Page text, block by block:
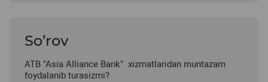
So’rov
ATB "Asia Alliance Bank" xizmatlaridan muntazam
foydalanib turasizmi?